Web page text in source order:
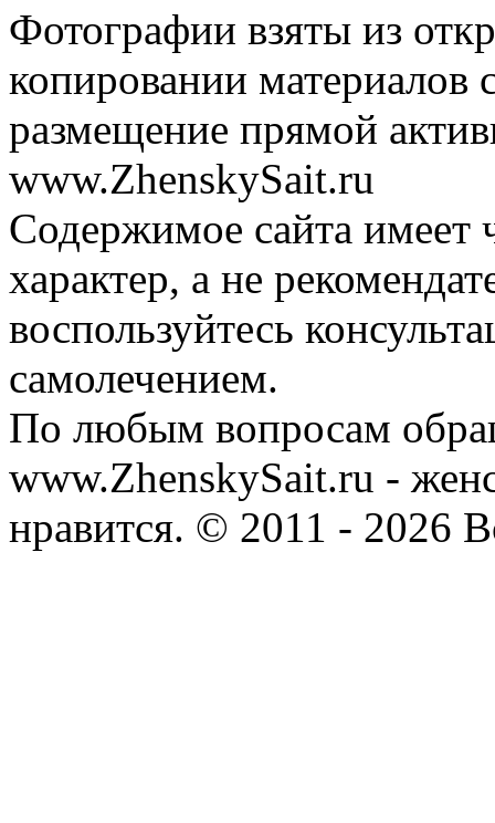
Фотографии взяты из
копировании материалов
размещение прямой
www.ZhenskySait.ru
Содержимое сайта
характер, а не
воспользуйтесь
самолечением.
По любым вопросам
www.ZhenskySait.ru -
нравится. © 2011 - 2026